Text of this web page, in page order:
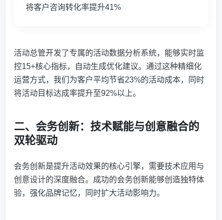
将客户咨询转化率提升41%
活动总管开发了专属的活动数据分析系统，能够实时监
控15+核心指标，自动生成优化建议。通过这种精细化
运营方式，我们为客户平均节省23%的活动成本，同时
将活动目标达成率提升至92%以上。
二、会务创新：技术赋能与创意融合的
双轮驱动
会务创新是提升活动效果的核心引擎，需要技术应用与
创意设计的深度融合。成功的会务创新能够创造独特体
验，强化品牌记忆，同时扩大活动影响力。